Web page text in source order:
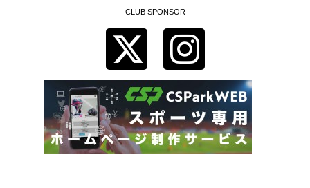
CLUB SPONSOR